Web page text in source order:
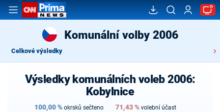
Komunální volby 2006
Celkové výsledky
Výsledky komunálních voleb 2006:
Kobylnice
100,00% okrsků sečteno 71,43% volební účast